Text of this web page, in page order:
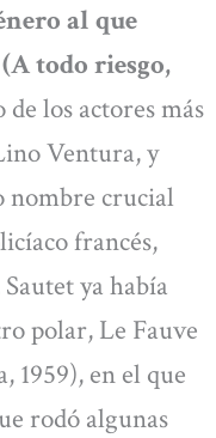
al que
todo riesgo,
los actores más
Ventura, y
nombre crucial
francés,
ya había
polar, Le Fauve
1959), en el que
rodó algunas